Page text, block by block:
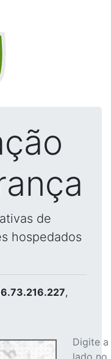
de
hospedados
,
Digite
lado no